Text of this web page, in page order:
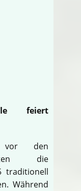
feiert
vor den
die
traditionell
Während